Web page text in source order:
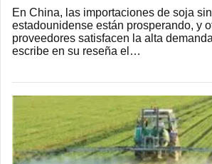
En China, las importaciones de soja
estadounidense están prosperando, y
proveedores satisfacen la alta
escribe en su reseña el…